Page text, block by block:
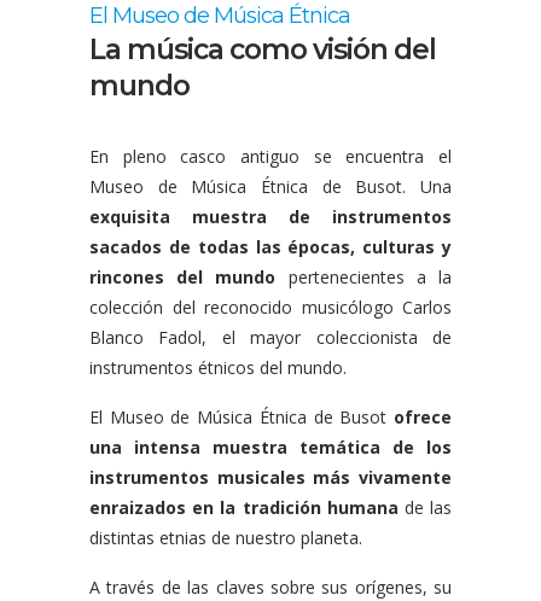
El Museo de Música Étnica
La música como visión del
mundo
En pleno casco antiguo se encuentra el
Museo de Música Étnica de Busot. Una
exquisita muestra de instrumentos
sacados de todas las épocas, culturas y
rincones del mundo pertenecientes a la
colección del reconocido musicólogo Carlos
Blanco Fadol, el mayor coleccionista de
instrumentos étnicos del mundo.
El Museo de Música Étnica de Busot ofrece
una intensa muestra temática de los
instrumentos musicales más vivamente
enraizados en la tradición humana de las
distintas etnias de nuestro planeta.
A través de las claves sobre sus orígenes, su